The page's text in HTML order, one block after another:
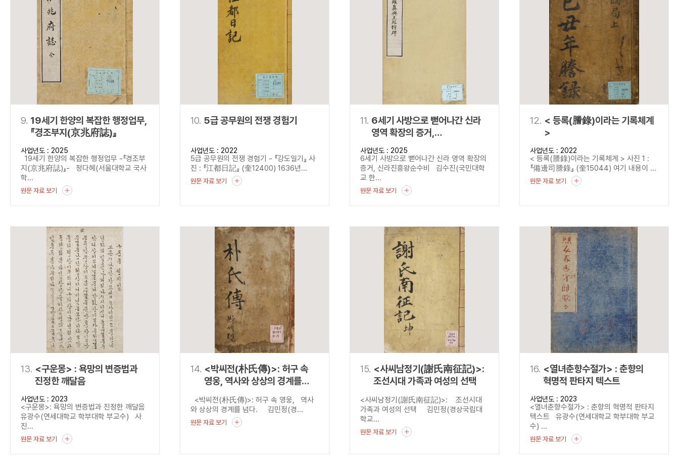
9. 19세기 한양의 복잡한 행정업무,
『경조부지(京兆府誌)』
사업년도 : 2025
19세기 한양의 복잡한 행정업무 -『경조부
지(京兆府誌)』- 정다혜(서울대학교 국사
학...
원문 자료 보기
10. 5급 공무원의 전쟁 경험기
사업년도 : 2022
5급 공무원의 전쟁 경험기 - 『강도일기』 사
진 : 『江都日記』 (奎12400) 1636년...
원문 자료 보기
11. 6세기 사방으로 뻗어나간 신라
영역 확장의 증거,
신라진흥왕순수비
사업년도 : 2025
6세기 사방으로 뻗어나간 신라 영역 확장의
증거, 신라진흥왕순수비 김수진(국민대학
교 한...
원문 자료 보기
12. < 등록(謄錄)이라는 기록체계
>
사업년도 : 2022
< 등록(謄錄)이라는 기록체계 > 사진 1 :
『備邊司謄錄』 (奎15044) 여기 내용이 ...
원문 자료 보기
13. <구운몽> : 욕망의 변증법과
진정한 깨달음
사업년도 : 2023
<구운몽>: 욕망의 변증법과 진정한 깨달음
유광수(연세대학교 학부대학 부교수) 사
진...
원문 자료 보기
14. <박씨전(朴氏傳)>: 허구 속
영웅, 역사와 상상의 경계를
<박씨전(朴氏傳)>: 허구 속 영웅, 역사
와 상상의 경계를 넘다. 김민정(경...
원문 자료 보기
15. <사씨남정기(謝氏南征記)>:
조선시대 가족과 여성의 선택
<사씨남정기(謝氏南征記)>: 조선시대
가족과 여성의 선택 김민정(경상국립대
학교...
원문 자료 보기
16. <열녀춘향수절가> : 춘향의
혁명적 판타지 텍스트
사업년도 : 2023
<열녀춘향수절가> : 춘향의 혁명적 판타지
텍스트 유광수(연세대학교 학부대학 부교
수) ...
원문 자료 보기